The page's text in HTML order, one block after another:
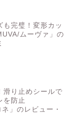
も完璧！変形カッ
ムーヴァ」の
滑り止めシールで
を防止
」のレビュー・